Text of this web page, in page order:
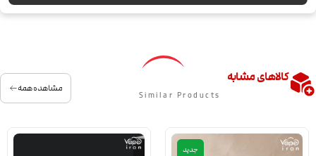
کالاهای مشابه
Similar Products
مشاهده همه
جدید